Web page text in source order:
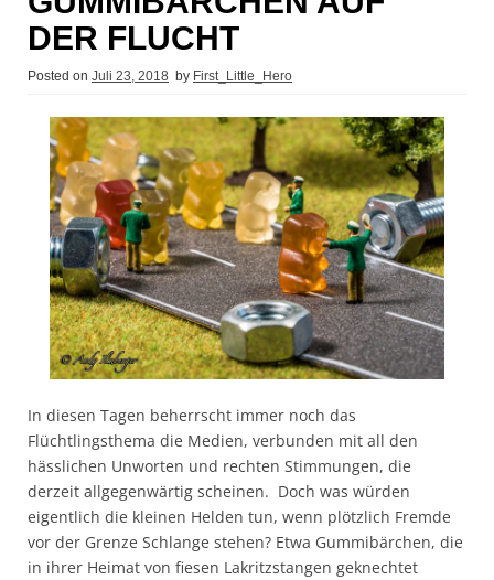
DER FLUCHT
Posted on Juli 23, 2018 by First_Little_Hero
In diesen Tagen beherrscht immer noch das
Flüchtlingsthema die Medien, verbunden mit all den
hässlichen Unworten und rechten Stimmungen, die
derzeit allgegenwärtig scheinen. Doch was würden
eigentlich die kleinen Helden tun, wenn plötzlich Fremde
vor der Grenze Schlange stehen? Etwa Gummibärchen, die
in ihrer Heimat von fiesen Lakritzstangen geknechtet